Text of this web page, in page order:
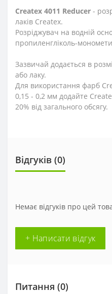
Createx 4011 Reducer -
лаків Createx.
Розріджувач на водній
пропиленгліколь-
Зазвичай додається в
або лаку.
Для використання фарб
0,15 - 0,2 мм додайте
20% від загального обсягу.
Відгуків (0)
Немає відгуків про цей
+ Написати відгук
Питання (0)